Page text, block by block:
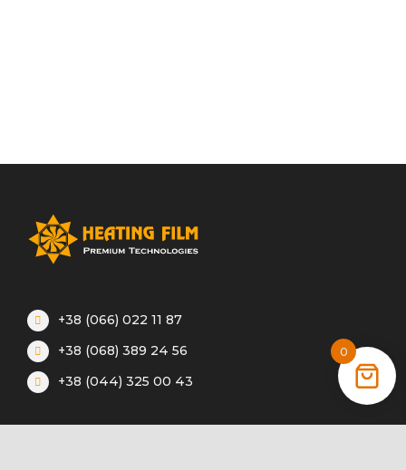
+38 (066) 022 11 87
+38 (068) 389 24 56
+38 (044) 325 00 43
0